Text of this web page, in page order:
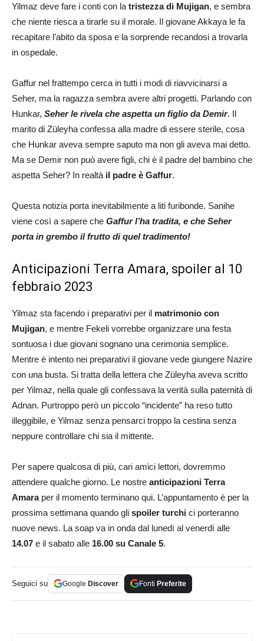
Yilmaz deve fare i conti con la tristezza di Mujigan, e sembra
che niente riesca a tirarle su il morale. Il giovane Akkaya le fa
recapitare l’abito da sposa e la sorprende recandosi a trovarla
in ospedale.
Gaffur nel frattempo cerca in tutti i modi di riavvicinarsi a
Seher, ma la ragazza sembra avere altri progetti. Parlando con
Hunkar, Seher le rivela che aspetta un figlio da Demir. Il
marito di Züleyha confessa alla madre di essere sterile, cosa
che Hunkar aveva sempre saputo ma non gli aveva mai detto.
Ma se Demir non può avere figli, chi è il padre del bambino che
aspetta Seher? In realtà il padre è Gaffur.
Questa notizia porta inevitabilmente a liti furibonde. Sanihe
viene così a sapere che Gaffur l’ha tradita, e che Seher
porta in grembo il frutto di quel tradimento!
Anticipazioni Terra Amara, spoiler al 10
febbraio 2023
Yilmaz sta facendo i preparativi per il matrimonio con
Mujigan, e mentre Fekeli vorrebbe organizzare una festa
sontuosa i due giovani sognano una cerimonia semplice.
Mentre è intento nei preparativi il giovane vede giungere Nazire
con una busta. Si tratta della lettera che Züleyha aveva scritto
per Yilmaz, nella quale gli confessava la verità sulla paternità di
Adnan. Purtroppo però un piccolo “incidente” ha reso tutto
illeggibile, e Yilmaz senza pensarci troppo la cestina senza
neppure controllare chi sia il mittente.
Per sapere qualcosa di più, cari amici lettori, dovremmo
attendere qualche giorno. Le nostre anticipazioni Terra
Amaraper il momento terminano qui. L’appuntamento è per la
prossima settimana quando gli spoiler turchi ci porteranno
nuove news. La soap va in onda dal lunedì al venerdì alle
14.07 e il sabato alle 16.00 su Canale 5.
Seguici su Google Discover Fonti Preferite